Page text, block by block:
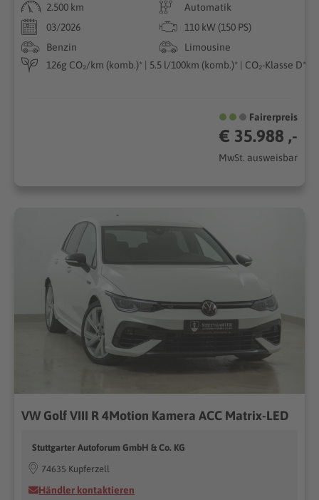
2.500 km
Automatik
03/2026
110 kW (150 PS)
Benzin
Limousine
126g CO₂/km (komb.)* | 5.5 l/100km (komb.)* | CO₂-Klasse D*
Fairerpreis
€ 35.988 ,-
MwSt. ausweisbar
VW Golf VIII R 4Motion Kamera ACC Matrix-LED
Stuttgarter Autoforum GmbH & Co. KG
74635 Kupferzell
Händler kontaktieren